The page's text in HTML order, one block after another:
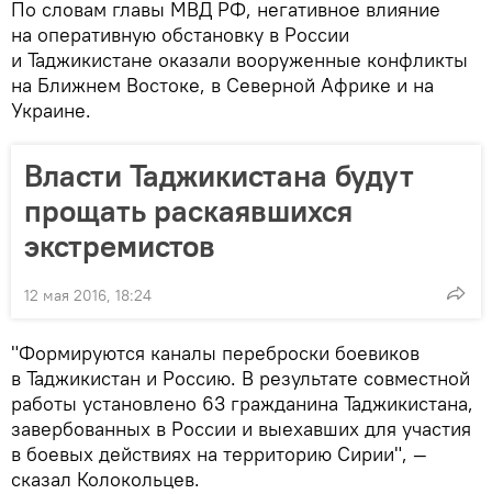
По словам главы МВД РФ, негативное влияние
на оперативную обстановку в России
и Таджикистане оказали вооруженные конфликты
на Ближнем Востоке, в Северной Африке и на
Украине.
Власти Таджикистана будут
прощать раскаявшихся
экстремистов
12 мая 2016, 18:24
"Формируются каналы переброски боевиков
в Таджикистан и Россию. В результате совместной
работы установлено 63 гражданина Таджикистана,
завербованных в России и выехавших для участия
в боевых действиях на территорию Сирии", —
сказал Колокольцев.